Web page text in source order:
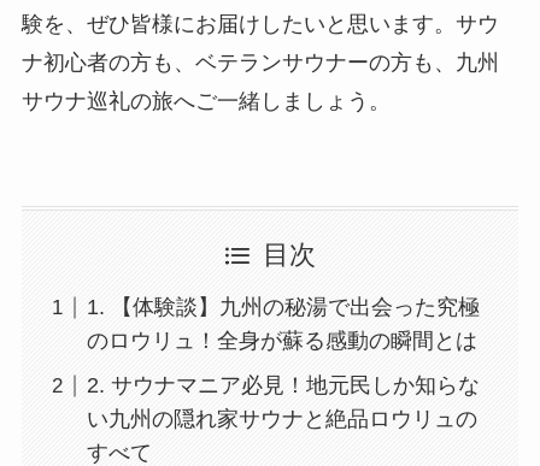
験を、ぜひ皆様にお届けしたいと思います。サウ
ナ初心者の方も、ベテランサウナーの方も、九州
サウナ巡礼の旅へご一緒しましょう。
目次
1. 【体験談】九州の秘湯で出会った究極
のロウリュ！全身が蘇る感動の瞬間とは
2. サウナマニア必見！地元民しか知らな
い九州の隠れ家サウナと絶品ロウリュの
すべて